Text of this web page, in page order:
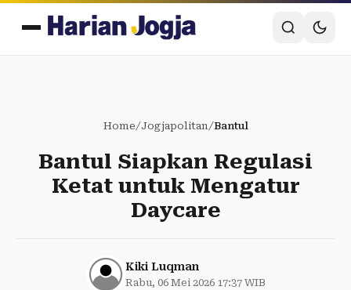
Home/Jogjapolitan/Bantul
Bantul Siapkan Regulasi
Ketat untuk Mengatur
Daycare
Kiki Luqman
Rabu, 06 Mei 2026 17:37 WIB